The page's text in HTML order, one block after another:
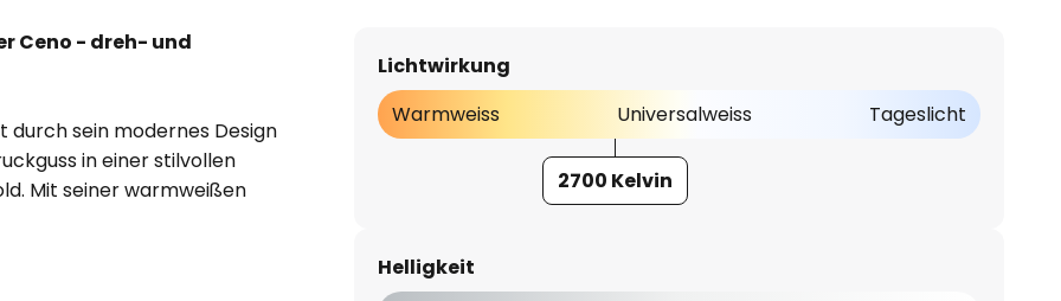
Ceno - dreh- und
durch sein modernes Design
in einer stilvollen
Mit seiner warmweißen
Atmosphäre im
sorgt für
Lichtwirkung
Warmweiss
Universalweiss Tageslicht
2700 Kelvin
Helligkeit